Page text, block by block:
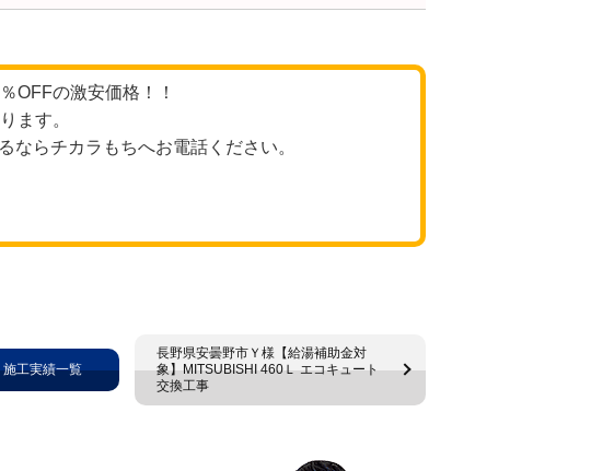
OFFの激安価格！！
ます。
ならチカラもちへお電話ください。
長野県安曇野市Ｙ様【給湯補助金対
象】MITSUBISHI 460Ｌ エコキュート
交換工事
施工実績一覧